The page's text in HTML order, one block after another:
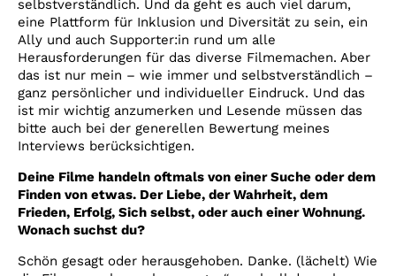
selbstverständlich. Und da geht es auch viel darum,
eine Plattform für Inklusion und Diversität zu sein, ein
Ally und auch Supporter:in rund um alle
Herausforderungen für das diverse Filmemachen. Aber
das ist nur mein – wie immer und selbstverständlich –
ganz persönlicher und individueller Eindruck. Und das
ist mir wichtig anzumerken und Lesende müssen das
bitte auch bei der generellen Bewertung meines
Interviews berücksichtigen.
Deine Filme handeln oftmals von einer Suche oder dem
Finden von etwas. Der Liebe, der Wahrheit, dem
Frieden, Erfolg, Sich selbst, oder auch einer Wohnung.
Wonach suchst du?
Schön gesagt oder herausgehoben. Danke. (lächelt) Wie